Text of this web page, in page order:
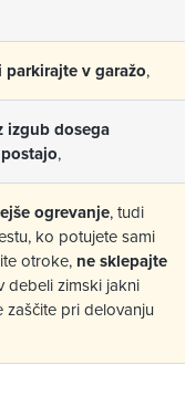
v garažo,
izgub dosega
,
ogrevanje, tudi
ko potujete sami
otroke, ne sklepajte
debeli zimski jakni
pri delovanju